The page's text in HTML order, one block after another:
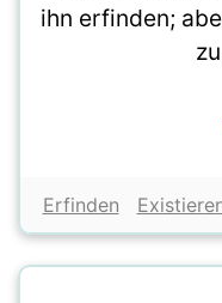
ihn erfinden;
Erfinden